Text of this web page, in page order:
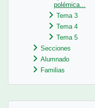
polémica...
Tema 3
Tema 4
Tema 5
Secciones
Alumnado
Familias